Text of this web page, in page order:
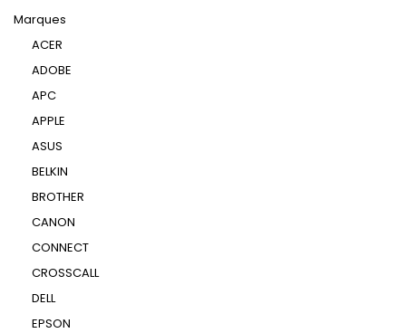
Marques
ACER
ADOBE
APC
APPLE
ASUS
BELKIN
BROTHER
CANON
CONNECT
CROSSCALL
DELL
EPSON